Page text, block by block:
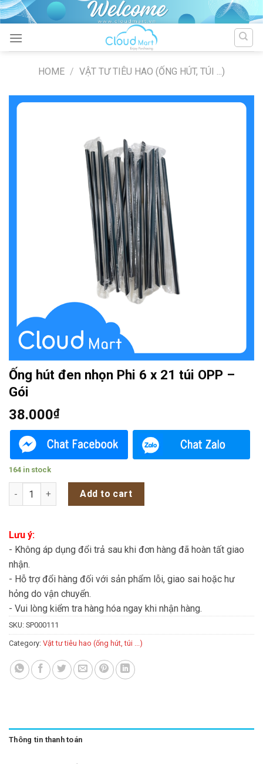
Skip
to
content
HOME / VẬT TƯ TIÊU HAO (ỐNG HÚT, TÚI ...)
Ống hút đen nhọn Phi 6 x 21 túi OPP –
Gói
38.000₫
164 in stock
Ống hút đen nhọn Phi 6 x 21 túi OPP - Gói quantity
Add to cart
Lưu ý:
- Không áp dụng đổi trả sau khi đơn hàng đã hoàn tất giao
nhận.
- Hỗ trợ đổi hàng đối với sản phẩm lỗi, giao sai hoặc hư
hỏng do vận chuyển.
- Vui lòng kiểm tra hàng hóa ngay khi nhận hàng.
SKU: SP000111
Category: Vật tư tiêu hao (ống hút, túi ...)
Thông tin thanh toán